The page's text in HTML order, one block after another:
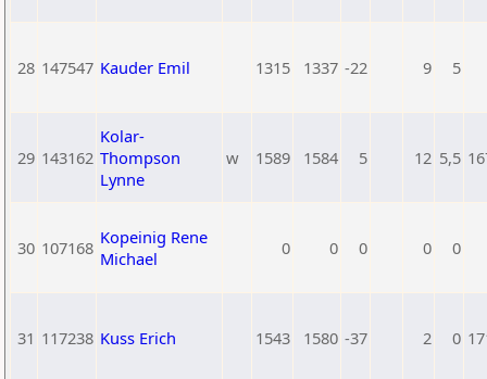
28 147547 Kauder Emil 1315 1337 -22 9 5
29 143162
Kolar-
Thompson
Lynne
w 1589 1584 5 12 5,5
30 107168 Kopeinig Rene
Michael
0 0 0 0 0
31 117238 Kuss Erich 1543 1580 -37 2 0